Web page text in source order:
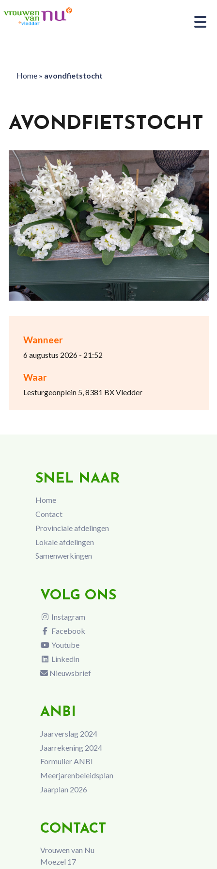
Home» avondfietstocht
Wanneer
6 augustus 2026 - 21:52
Waar
Lesturgeonplein 5, 8381 BX Vledder
AVONDFIETSTOCHT
SNEL NAAR
Home
Contact
Provinciale afdelingen
Lokale afdelingen
Samenwerkingen
VOLG ONS
Instagram
Facebook
Youtube
Linkedin
Nieuwsbrief
ANBI
Jaarverslag 2024
Jaarrekening 2024
Formulier ANBI
Meerjarenbeleidsplan
Jaarplan 2026
CONTACT
Vrouwen van Nu
Moezel 17